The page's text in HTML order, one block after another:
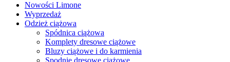
Nowości Limone
Wyprzedaż
Odzież ciążowa
Spódnica ciążowa
Komplety dresowe ciążowe
Bluzy ciążowe i do karmienia
Spodnie dresowe ciążowe